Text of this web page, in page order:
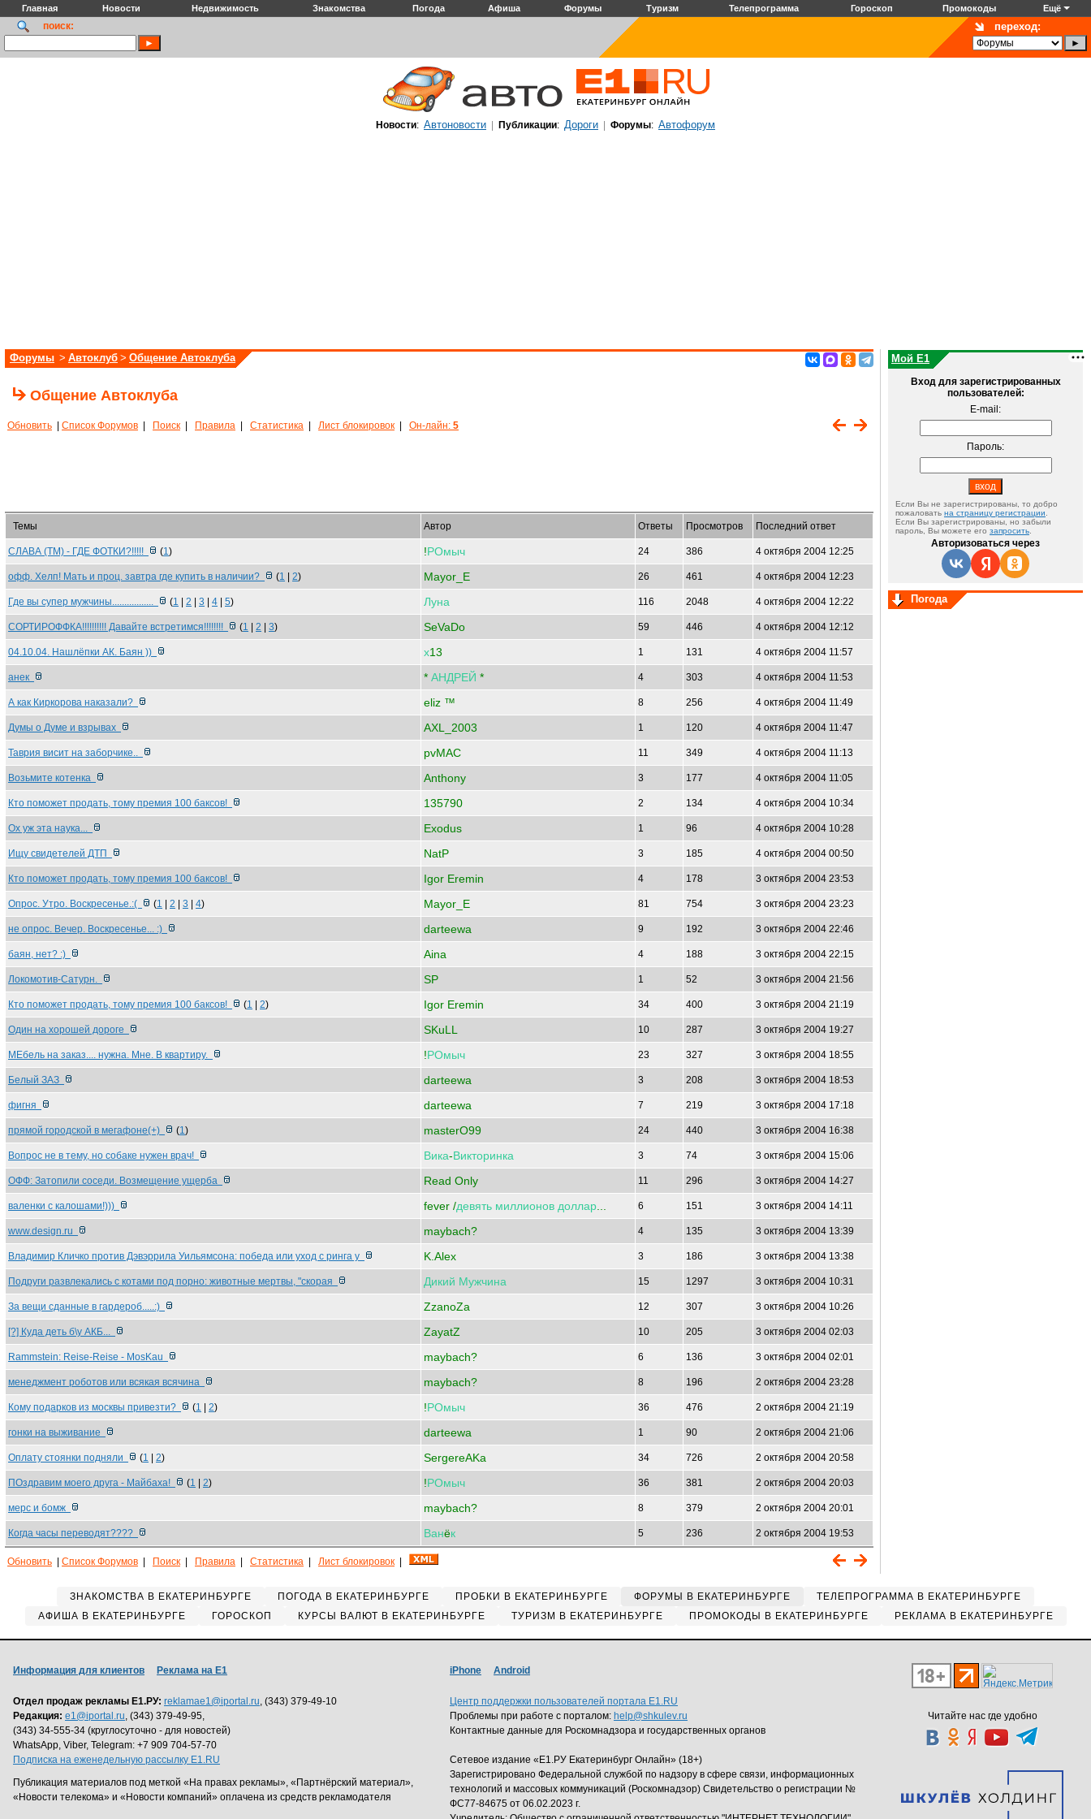
Главная Новости Недвижимость Знакомства Погода Афиша Форумы Туризм Телепрограмма Гороскоп Промокоды Ещё
поиск: переход:
Новости: Автоновости Публикации: Дороги Форумы: Автофорум
Форумы > Автоклуб > Общение Автоклуба
Общение Автоклуба
Обновить Список Форумов Поиск Правила Статистика Лист блокировок Он-лайн: 5
Темы Автор Ответы Просмотров Последний ответ
СЛАВА (ТМ) - ГДЕ ФОТКИ?!!!!! (1) !РОмыч 24 386 4 октября 2004 12:25
офф. Хелп! Мать и проц. завтра где купить в наличии? (1 2) Mayor_E 26 461 4 октября 2004 12:23
Где вы супер мужчины................. (1 2 3 4 5) Луна 116 2048 4 октября 2004 12:22
СОРТИРОФФКА!!!!!!!!!! Давайте встретимся!!!!!!!! (1 2 3) SeVaDo 59 446 4 октября 2004 12:12
04.10.04. Нашлёпки АК. Баян )) х13 1 131 4 октября 2004 11:57
анек * АНДРЕЙ * 4 303 4 октября 2004 11:53
А как Киркорова наказали? eliz ™ 8 256 4 октября 2004 11:49
Думы о Думе и взрывах AXL_2003 1 120 4 октября 2004 11:47
Таврия висит на заборчике.. pvMAC 11 349 4 октября 2004 11:13
Возьмите котенка Anthony 3 177 4 октября 2004 11:05
Кто поможет продать, тому премия 100 баксов! 135790 2 134 4 октября 2004 10:34
Ох уж эта наука... Exodus 1 96 4 октября 2004 10:28
Ищу свидетелей ДТП NatP 3 185 4 октября 2004 00:50
Кто поможет продать, тому премия 100 баксов! Igor Eremin 4 178 3 октября 2004 23:53
Опрос. Утро. Воскресенье.:( (1 2 3 4) Mayor_E 81 754 3 октября 2004 23:23
не опрос. Вечер. Воскресенье... :) darteewa 9 192 3 октября 2004 22:46
баян, нет? :) Aina 4 188 3 октября 2004 22:15
Локомотив-Сатурн. SP 1 52 3 октября 2004 21:56
Кто поможет продать, тому премия 100 баксов! (1 2) Igor Eremin 34 400 3 октября 2004 21:19
Один на хорошей дороге SKuLL 10 287 3 октября 2004 19:27
МЕбель на заказ.... нужна. Мне. В квартиру. !РОмыч 23 327 3 октября 2004 18:55
Белый ЗАЗ darteewa 3 208 3 октября 2004 18:53
фигня darteewa 7 219 3 октября 2004 17:18
прямой городской в мегафоне(+) (1) masterO99 24 440 3 октября 2004 16:38
Вопрос не в тему, но собаке нужен врач! Вика-Викторинка 3 74 3 октября 2004 15:06
ОФФ: Затопили соседи. Возмещение ущерба Read Only 11 296 3 октября 2004 14:27
валенки с калошами!))) fever /девять миллионов доллар 6 151 3 октября 2004 14:11
www.design.ru maybach? 4 135 3 октября 2004 13:39
Владимир Кличко против Дэвэррила Уильямсона: победа или уход с ринга у K.Alex 3 186 3 октября 2004 13:38
Подруги развлекались с котами под порно: животные мертвы, "скорая Дикий Мужчина 15 1297 3 октября 2004 10:31
За вещи сданные в гардероб.....:) ZzanoZa 12 307 3 октября 2004 10:26
[?] Куда деть б\у АКБ... ZayatZ 10 205 3 октября 2004 02:03
Rammstein: Reise-Reise - MosKau maybach? 6 136 3 октября 2004 02:01
менеджмент роботов или всякая всячина maybach? 8 196 2 октября 2004 23:28
Кому подарков из москвы привезти? (1 2) !РОмыч 36 476 2 октября 2004 21:19
гонки на выживание darteewa 1 90 2 октября 2004 21:06
Оплату стоянки подняли (1 2) SergereAKa 34 726 2 октября 2004 20:58
ПОздравим моего друга - Майбаха! (1 2) !РОмыч 36 381 2 октября 2004 20:03
мерс и бомж maybach? 8 379 2 октября 2004 20:01
Когда часы переводят???? Ванёк 5 236 2 октября 2004 19:53
Обновить Список Форумов Поиск Правила Статистика Лист блокировок
Мой E1
Вход для зарегистрированных
пользователей:
E-mail:
Пароль:
Если Вы не зарегистрированы, то добро
пожаловать на страницу регистрации
Если Вы зарегистрированы, но забыли
пароль, Вы можете его запросить
Авторизоваться через
Погода
ЗНАКОМСТВА В ЕКАТЕРИНБУРГЕ ПОГОДА В ЕКАТЕРИНБУРГЕ ПРОБКИ В ЕКАТЕРИНБУРГЕ ФОРУМЫ В ЕКАТЕРИНБУРГЕ
ТЕЛЕПРОГРАММА В ЕКАТЕРИНБУРГЕ
АФИША В ЕКАТЕРИНБУРГЕ
ГОРОСКОП КУРСЫ ВАЛЮТ В ЕКАТЕРИНБУРГЕ ТУРИЗМ В ЕКАТЕРИНБУРГЕ ПРОМОКОДЫ В ЕКАТЕРИНБУРГЕ РЕКЛАМА В ЕКАТЕРИНБУРГЕ
Читайте нас где удобно
Информация для клиентов Реклама на Е1
Отдел продаж рекламы Е1.РУ: reklamae1@iportal.ru, (343) 379-49-10
Редакция: e1@iportal.ru, (343) 379-49-95,
(343) 34-555-34 (круглосуточно - для новостей)
WhatsApp, Viber, Telegram: +7 909 704-57-70
Подписка на еженедельную рассылку E1.RU
Публикация материалов под меткой «На правах рекламы», «Партнёрский материал»,
«Новости телекома» и «Новости компаний» оплачена из средств рекламодателя
iPhone Android
Центр поддержки пользователей портала E1.RU
Проблемы при работе с порталом: help@shkulev.ru
Контактные данные для Роскомнадзора и государственных органов
Сетевое издание «Е1.РУ Екатеринбург Онлайн» (18+)
Зарегистрировано Федеральной службой по надзору в сфере связи, информационных
технологий и массовых коммуникаций (Роскомнадзор) Свидетельство о регистрации №
ФС77-84675 от 06.02.2023 г.